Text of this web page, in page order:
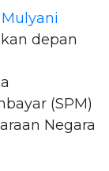
depan
(SPM)
Negara